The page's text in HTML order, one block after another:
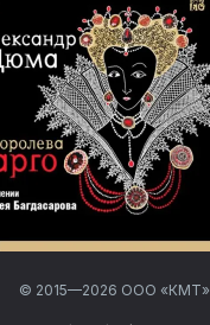
© 2015—2026 ООО «КМТ»